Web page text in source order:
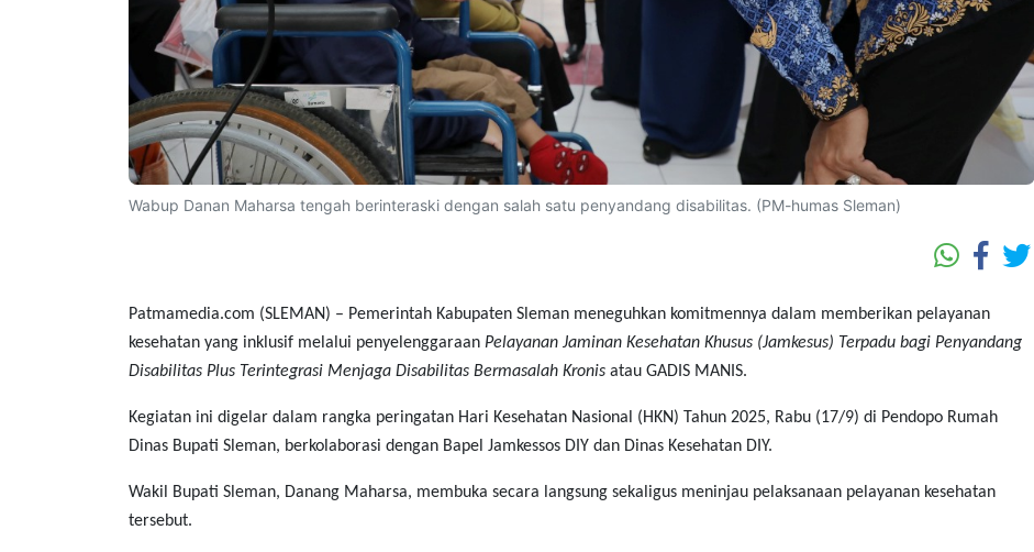
Wabup Danan Maharsa tengah berinteraski dengan salah satu penyandang disabilitas. (PM-humas Sleman)
Patmamedia.com (SLEMAN) – Pemerintah Kabupaten Sleman meneguhkan komitmennya dalam memberikan pelayanan
kesehatan yang inklusif melalui penyelenggaraan Pelayanan Jaminan Kesehatan Khusus (Jamkesus) Terpadu bagi Penyandang
Disabilitas Plus Terintegrasi Menjaga Disabilitas Bermasalah Kronis atau GADIS MANIS.
Kegiatan ini digelar dalam rangka peringatan Hari Kesehatan Nasional (HKN) Tahun 2025, Rabu (17/9) di Pendopo Rumah
Dinas Bupati Sleman, berkolaborasi dengan Bapel Jamkessos DIY dan Dinas Kesehatan DIY.
Wakil Bupati Sleman, Danang Maharsa, membuka secara langsung sekaligus meninjau pelaksanaan pelayanan kesehatan
tersebut.